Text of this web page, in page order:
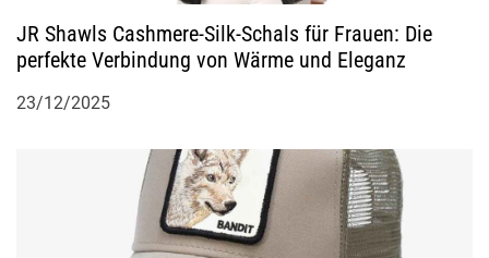
t
i
JR Shawls Cashmere-Silk-Schals für Frauen: Die
perfekte Verbindung von Wärme und Eleganz
23/12/2025